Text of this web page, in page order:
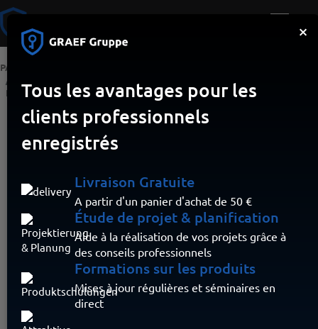
PAGE D’ACCUEIL
INOXYDABLE
×
Tous les avantages pour les
clients professionnels
enregistrés
Livraison Gratuite
A partir d'un panier d'achat de 50 €
Étude de projet & planification
Aide à la réalisation de vos projets grâce à
des conseils professionnels
Formations sur les produits
Mises à jour régulières et séminaires en
direct